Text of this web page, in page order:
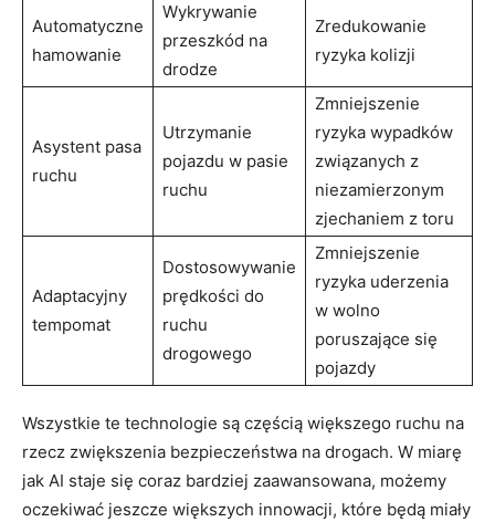
Automatyczne‍
hamowanie
Wykrywanie
przeszkód na‍
drodze
Zredukowanie
⁢ryzyka kolizji
Asystent pasa
ruchu
Utrzymanie
pojazdu w​ pasie
ruchu
Zmniejszenie
ryzyka wypadków
związanych z
⁤niezamierzonym
zjechaniem z toru
Adaptacyjny
tempomat
Dostosowywanie
prędkości do
ruchu⁤
drogowego
Zmniejszenie‍
ryzyka uderzenia
w wolno
poruszające się⁤
pojazdy
Wszystkie te technologie są częścią większego ruchu na​
rzecz zwiększenia bezpieczeństwa na drogach. W miarę
jak‍ AI staje ‍się coraz bardziej zaawansowana, możemy
oczekiwać jeszcze ⁢większych ⁣innowacji, ​które będą miały